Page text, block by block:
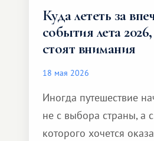
Куда лететь за
события лета
стоят внимания
18 мая 2026
Иногда путешествие
не с выбора страны, а
которого хочется